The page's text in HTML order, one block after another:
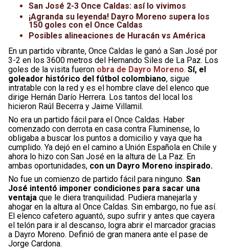
San José 2-3 Once Caldas: así lo vivimos
¡Agranda su leyenda! Dayro Moreno supera los
150 goles con el Once Caldas
Posibles alineaciones de Huracán vs América
En un partido vibrante, Once Caldas le ganó a San José por
3-2 en los 3600 metros del Hernando Siles de La Paz. Los
goles de la visita fueron obra de Dayro Moreno. Sí, el
goleador histórico del fútbol colombiano, sigue
intratable con la red y es el hombre clave del elenco que
dirige Hernán Darío Herrera. Los tantos del local los
hicieron Raúl Becerra y Jaime Villamil.
No era un partido fácil para el Once Caldas. Haber
comenzado con derrota en casa contra Fluminense, lo
obligaba a buscar los puntos a domicilio y vaya que ha
cumplido. Ya dejó en el camino a Unión Española en Chile y
ahora lo hizo con San José en la altura de La Paz. En
ambas oportunidades, con un Dayro Moreno inspirado.
No fue un comienzo de partido fácil para ninguno. San
José intentó imponer condiciones para sacar una
ventaja que le diera tranquilidad. Pudiera manejarla y
ahogar en la altura al Once Caldas. Sin embargo, no fue así.
El elenco cafetero aguantó, supo sufrir y antes que cayera
el telón para ir al descanso, logra abrir el marcador gracias
a Dayro Moreno. Definió de gran manera ante el pase de
Jorge Cardona.